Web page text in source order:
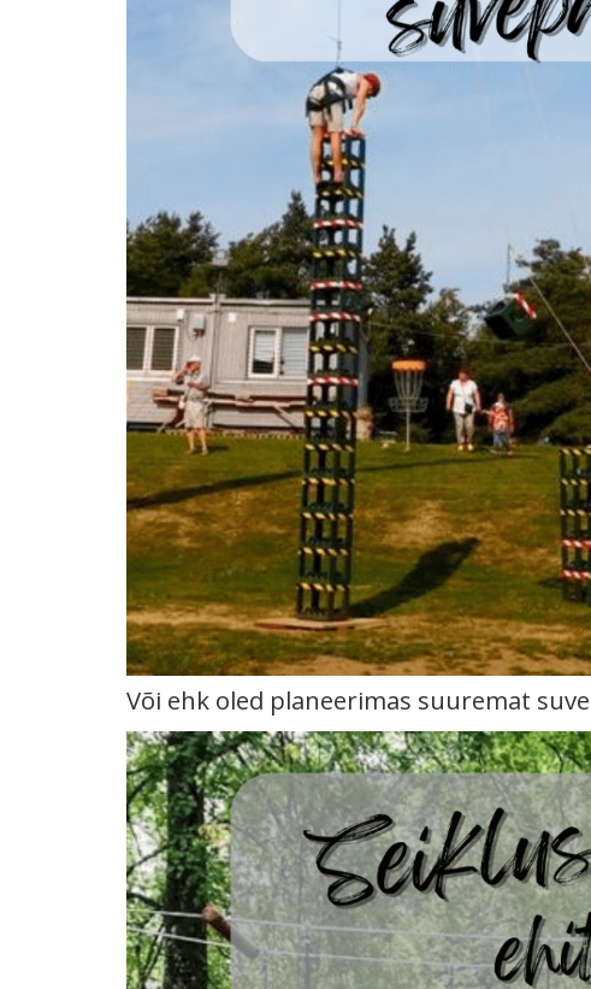
Või ehk oled planeerimas suuremat